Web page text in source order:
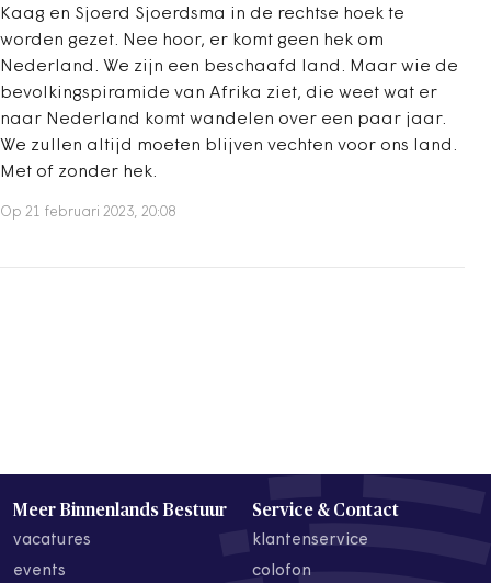
Kaag en Sjoerd Sjoerdsma in de rechtse hoek te
worden gezet. Nee hoor, er komt geen hek om
Nederland. We zijn een beschaafd land. Maar wie de
bevolkingspiramide van Afrika ziet, die weet wat er
naar Nederland komt wandelen over een paar jaar.
We zullen altijd moeten blijven vechten voor ons land.
Met of zonder hek.
Op 21 februari 2023, 20:08
Meer Binnenlands Bestuur
vacatures
events
Service & Contact
klantenservice
colofon